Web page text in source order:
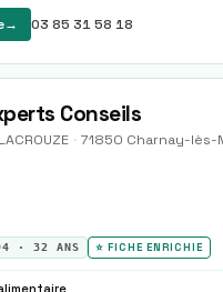
→ 03 85 31 58 18
Conseils
· 71850 Charnay-lès-
·32 ANS ⭐ FICHE ENRICHIE